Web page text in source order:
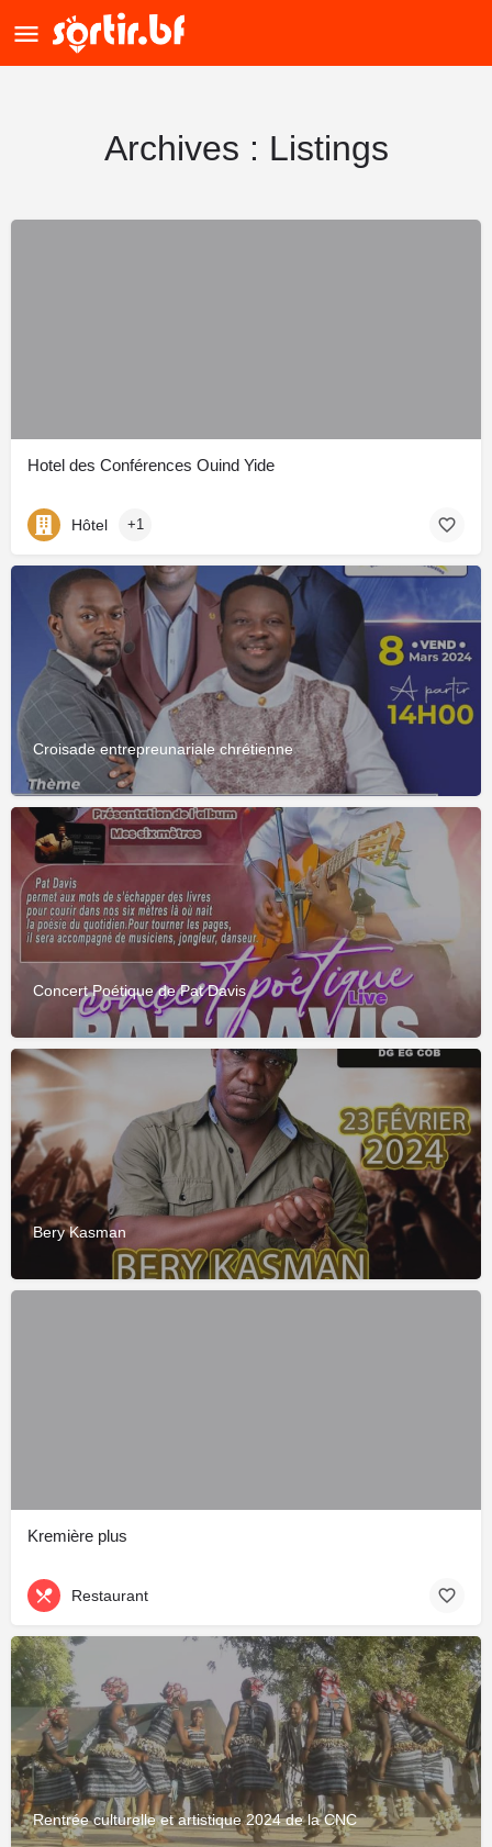
Archives : Listings
Hotel des Conférences Ouind Yide
Hôtel +1
Croisade entrepreunariale chrétienne
Concert Poétique de Pat Davis
Bery Kasman
Kremière plus
Restaurant
Rentrée culturelle et artistique 2024 de la CNC